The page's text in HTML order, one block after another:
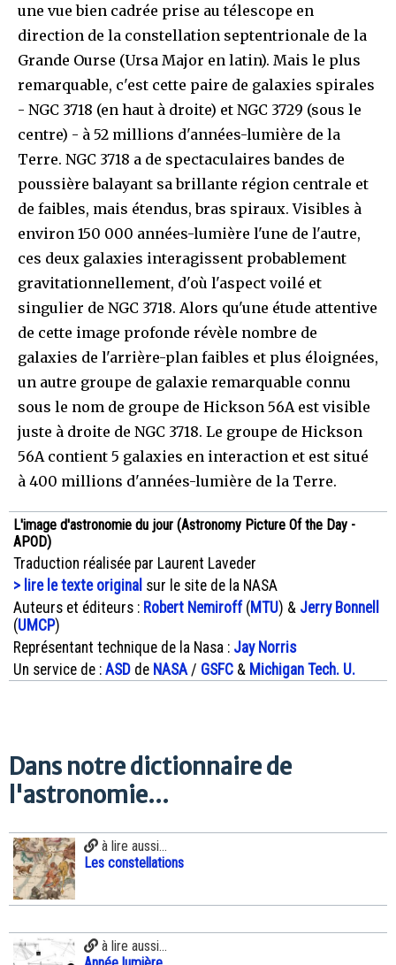
une vue bien cadrée prise au télescope en
direction de la constellation septentrionale de la
Grande Ourse (Ursa Major en latin). Mais le plus
remarquable, c'est cette paire de galaxies spirales
- NGC 3718 (en haut à droite) et NGC 3729 (sous le
centre) - à 52 millions d'années-lumière de la
Terre. NGC 3718 a de spectaculaires bandes de
poussière balayant sa brillante région centrale et
de faibles, mais étendus, bras spiraux. Visibles à
environ 150 000 années-lumière l'une de l'autre,
ces deux galaxies interagissent probablement
gravitationnellement, d'où l'aspect voilé et
singulier de NGC 3718. Alors qu'une étude attentive
de cette image profonde révèle nombre de
galaxies de l'arrière-plan faibles et plus éloignées,
un autre groupe de galaxie remarquable connu
sous le nom de groupe de Hickson 56A est visible
juste à droite de NGC 3718. Le groupe de Hickson
56A contient 5 galaxies en interaction et est situé
à 400 millions d'années-lumière de la Terre.
L'image d'astronomie du jour (Astronomy Picture Of the Day -
APOD)
Traduction réalisée par Laurent Laveder
> lire le texte original sur le site de la NASA
Auteurs et éditeurs : Robert Nemiroff(MTU) & Jerry Bonnell
(UMCP)
Représentant technique de la Nasa : Jay Norris
Un service de : ASD de NASA / GSFC & Michigan Tech. U.
Dans notre dictionnaire de
l'astronomie...
à lire aussi...
Les constellations
à lire aussi...